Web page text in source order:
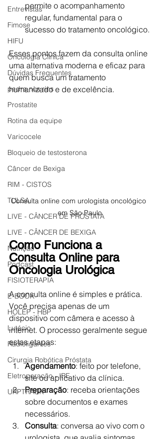
Entrevistas
Fimose
HIFU
Oncologia Clínica
Dúvidas Frequentes
pedra nos rins
Prostatite
Rotina da equipe
Varicocele
Bloqueio de testosterona
Câncer de Bexiga
RIM - CISTOS
TULSA
LIVE - CÂNCER DE PRÓSTATA
LIVE - CÂNCER DE BEXIGA
Nutrição
Podcast
FISIOTERAPIA
E-BOOK
HOLEP - HBP
Lutécio
Radioligantes
Cirurgia Robótica Próstata
Eletroporação - IRE
URPTRACK
permite o acompanhamento
regular, fundamental para o
sucesso do tratamento oncológico.
Esses pontos fazem da consulta online
uma alternativa moderna e eficaz para
quem busca um tratamento
humanizado e de excelência.
Consulta online com urologista oncológico
em São Paulo
Como Funciona a
Consulta Online para
Oncologia Urológica
A consulta online é simples e prática.
Você precisa apenas de um
dispositivo com câmera e acesso à
internet. O processo geralmente segue
estas etapas:
Agendamento: feito por telefone,
site ou aplicativo da clínica.
Preparação: receba orientações
sobre documentos e exames
necessários.
Consulta: conversa ao vivo com o